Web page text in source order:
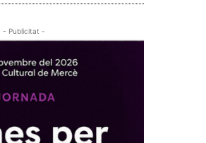
- Publicitat -